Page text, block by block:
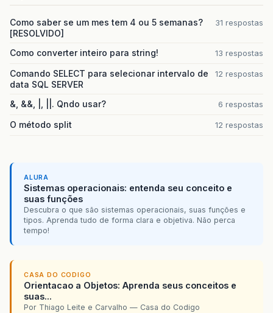
Como saber se um mes tem 4 ou 5 semanas?
[RESOLVIDO]
31 respostas
Como converter inteiro para string! 13 respostas
Comando SELECT para selecionar intervalo de
data SQL SERVER
12 respostas
&, &&, |, ||. Qndo usar? 6 respostas
O método split 12 respostas
ALURA
Sistemas operacionais: entenda seu conceito e
suas funções
Descubra o que são sistemas operacionais, suas funções e
tipos. Aprenda tudo de forma clara e objetiva. Não perca
tempo!
CASA DO CODIGO
Orientacao a Objetos: Aprenda seus conceitos e
suas...
Por Thiago Leite e Carvalho — Casa do Codigo